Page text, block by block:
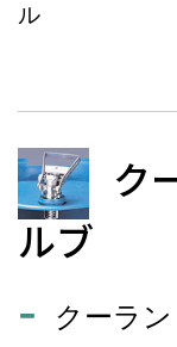
ル
ク
ルブ
クーラ